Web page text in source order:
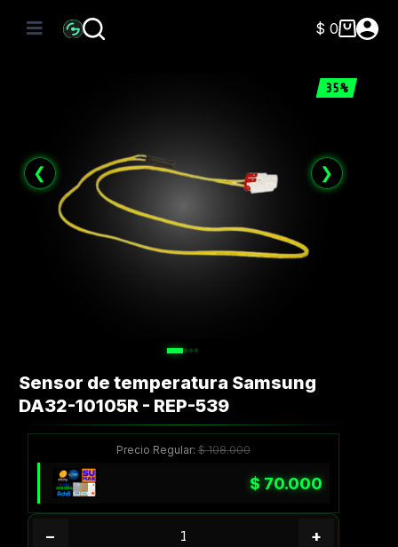
Carro
$ 0
35%
❮ ❯
Sensor de temperatura Samsung
DA32-10105R - REP-539
Precio Regular:$108.000
$ 70.000
− +